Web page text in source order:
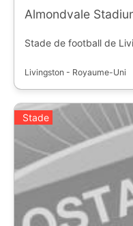
Almondvale
Stade de football de
Livingston - Royaume-Uni
Stade